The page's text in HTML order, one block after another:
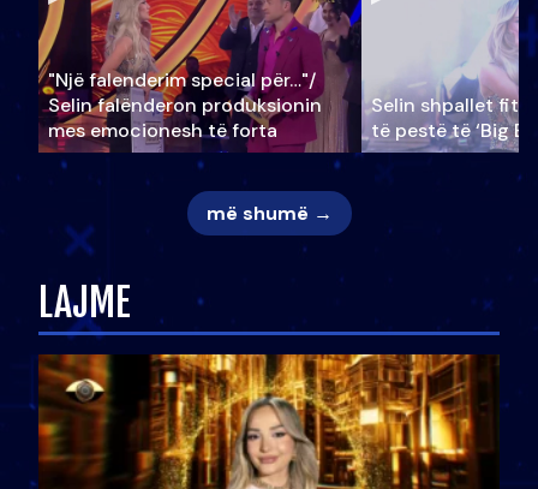
"Një falenderim special për…"/
Selin falënderon produksionin
mes emocionesh të forta
Selin shpallet
të pestë të ‘Big
më shumë →
LAJME